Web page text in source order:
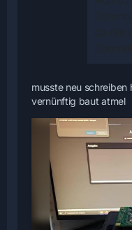
musste neu schreiben
vernünftig baut atmel